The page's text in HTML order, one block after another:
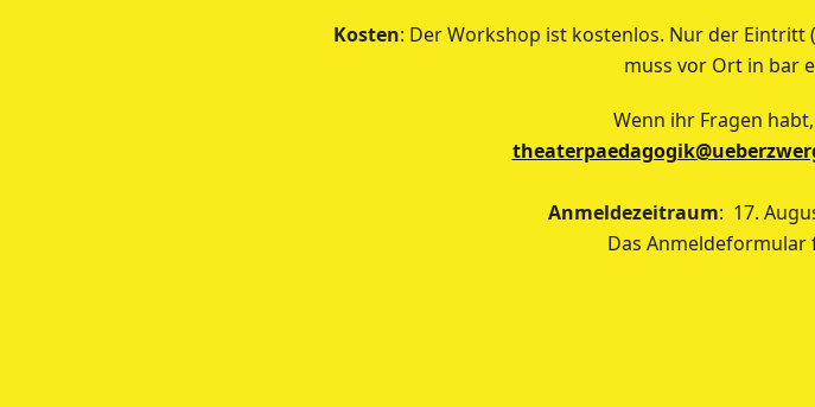
Kosten: Der Workshop ist kostenlos. Nur der
muss vor Ort in bar
Wenn ihr Fragen
Anmeldezeitraum: 17.
Das Anmeldeformular